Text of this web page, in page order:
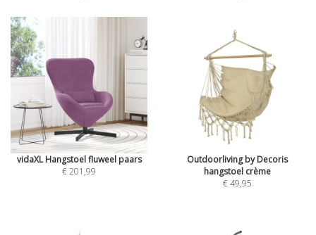
vidaXL Hangstoel fluweel paars
€ 201,99
Outdoorliving by Decoris
hangstoel crème
€ 49,95